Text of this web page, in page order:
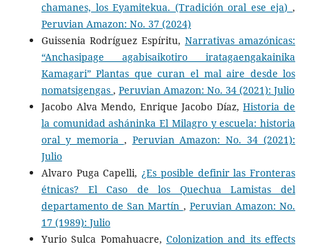
chamanes, los Eyamitekua. (Tradición oral ese eja),
Peruvian Amazon: No. 37 (2024)
Guissenia Rodríguez Espíritu,Narrativas amazónicas:
“Anchasipage agabisaikotiro iratagaengakainika
Kamagari” Plantas que curan el mal aire desde los
nomatsigengas , Peruvian Amazon: No. 34 (2021): Julio
Jacobo Alva Mendo, Enrique Jacobo Díaz,Historia de
la comunidad asháninka El Milagro y escuela: historia
oral y memoria , Peruvian Amazon: No. 34 (2021):
Julio
Alvaro Puga Capelli,¿Es posible definir las Fronteras
étnicas? El Caso de los Quechua Lamistas del
departamento de San Martín , Peruvian Amazon: No.
17 (1989): Julio
Yurio Sulca Pomahuacre, Colonization and its effects